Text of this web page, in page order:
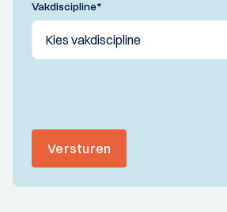
Vakdiscipline*
Versturen